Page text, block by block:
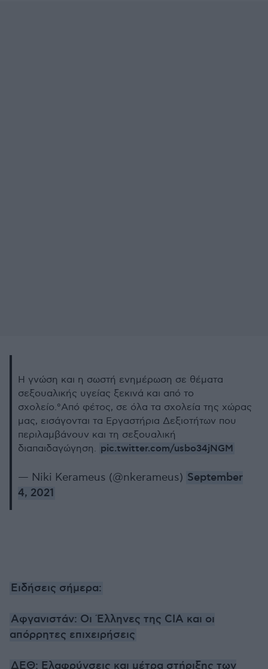
Η γνώση και η σωστή ενημέρωση σε θέματα
σεξουαλικής υγείας ξεκινά και από το
σχολείο.⁰Από φέτος, σε όλα τα σχολεία της χώρας
μας, εισάγονται τα Εργαστήρια Δεξιοτήτων που
περιλαμβάνουν και τη σεξουαλική
διαπαιδαγώγηση. pic.twitter.com/usbo34jNGM
— Niki Kerameus (@nkerameus) September
4, 2021
Ειδήσεις σήμερα:
Αφγανιστάν: Οι Έλληνες της CIA και οι
απόρρητες επιχειρήσεις
ΔΕΘ: Ελαφρύνσεις και μέτρα στήριξης των